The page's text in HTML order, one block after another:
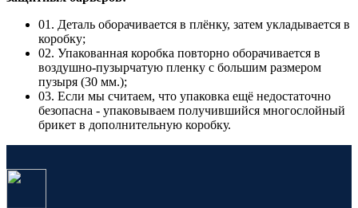
01. Деталь оборачивается в плёнку, затем укладывается в
коробку;
02. Упакованная коробка повторно оборачивается в
воздушно-пузырчатую пленку с большим размером
пузыря (30 мм.);
03. Если мы считаем, что упаковка ещё недостаточно
безопасна - упаковываем получившийся многослойный
брикет в дополнительную коробку.